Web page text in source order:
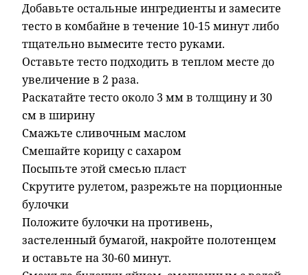
Добавьте остальные ингредиенты и замесите
тесто в комбайне в течение 10-15 минут либо
тщательно вымесите тесто руками.
Оставьте тесто подходить в теплом месте до
увеличение в 2 раза.
Раскатайте тесто около 3 мм в толщину и 30
см в ширину
Смажьте сливочным маслом
Смешайте корицу с сахаром
Посыпьте этой смесью пласт
Скрутите рулетом, разрежьте на порционные
булочки
Положите булочки на противень,
застеленный бумагой, накройте полотенцем
и оставьте на 30-60 минут.